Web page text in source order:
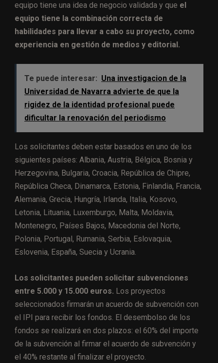
equipo tiene una idea de negocio validada y que el
equipo tiene la combinación correcta de
habilidades para llevar a cabo su proyecto, como
experiencia en gestión de medios y editorial.
Te puede interesar: Una investigacion de la
Universidad de Navarra advierte de que la
rigidez de la identidad profesional puede
dificultar la renovación del periodismo
Los solicitantes deben estar basados en uno de los
siguientes países: Albania, Austria, Bélgica, Bosnia y
Herzegovina, Bulgaria, Croacia, República de Chipre,
República Checa, Dinamarca, Estonia, Finlandia, Francia,
Alemania, Grecia, Hungría, Irlanda, Italia, Kosovo,
Letonia, Lituania, Luxemburgo, Malta, Moldavia,
Montenegro, Países Bajos, Macedonia del Norte,
Polonia, Portugal, Rumania, Serbia, Eslovaquia,
Eslovenia, España, Suecia y Ucrania.
Los solicitantes pueden solicitar subvenciones
entre 5.000 y 15.000 euros. Los proyectos
seleccionados firmarán un acuerdo de subvención con
el IPI para recibir los fondos. El desembolso de los
fondos se realizará en dos plazos: el 60% del importe
de la subvención al firmar el acuerdo de subvención y
el 40% restante al finalizar el proyecto.